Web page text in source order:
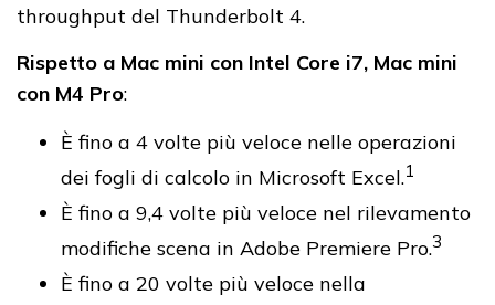
throughput del Thunderbolt 4.
Rispetto a Mac mini con Intel Core i7, Mac mini
con M4 Pro:
È fino a 4 volte più veloce nelle operazioni
dei fogli di calcolo in Microsoft Excel.1
È fino a 9,4 volte più veloce nel rilevamento
modifiche scena in Adobe Premiere Pro.3
È fino a 20 volte più veloce nella